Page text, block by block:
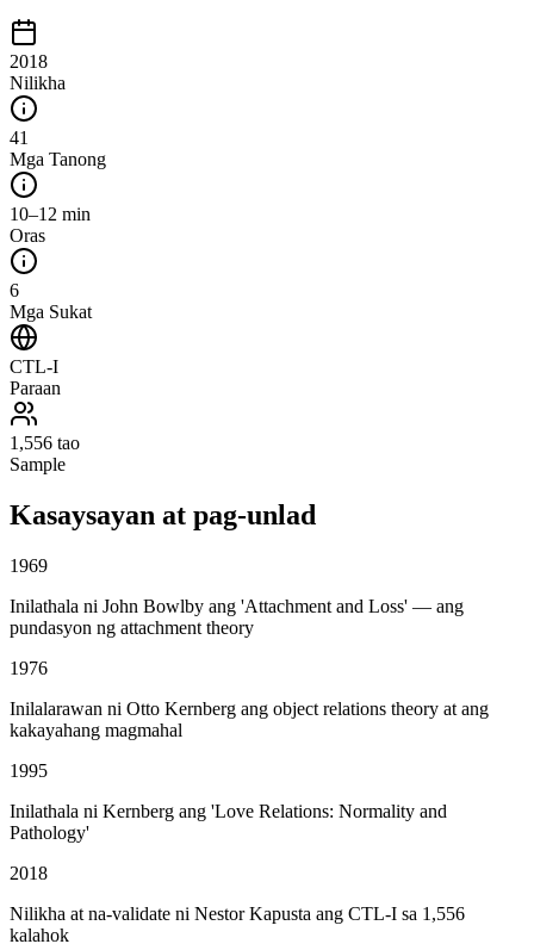
2018
Nilikha
41
Mga Tanong
10–12 min
Oras
6
Mga Sukat
CTL-I
Paraan
1,556 tao
Sample
Kasaysayan at pag-unlad
1969
Inilathala ni John Bowlby ang 'Attachment and Loss' — ang
pundasyon ng attachment theory
1976
Inilalarawan ni Otto Kernberg ang object relations theory at ang
kakayahang magmahal
1995
Inilathala ni Kernberg ang 'Love Relations: Normality and
Pathology'
2018
Nilikha at na-validate ni Nestor Kapusta ang CTL-I sa 1,556
kalahok